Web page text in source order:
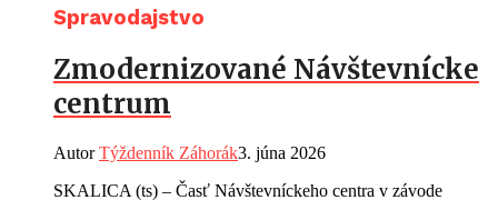
Spravodajstvo
Zmodernizované Návštevnícke
centrum
AutorTýždenník Záhorák3. júna 2026
SKALICA (ts) – Časť Návštevníckeho centra v závode